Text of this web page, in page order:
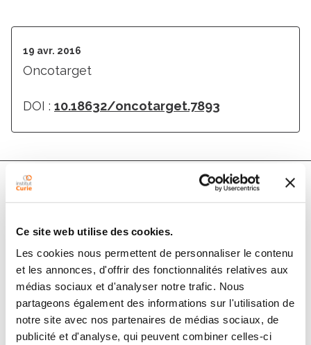
Ce site web utilise des cookies.
Les cookies nous permettent de personnaliser le contenu
et les annonces, d'offrir des fonctionnalités relatives aux
médias sociaux et d'analyser notre trafic. Nous
partageons également des informations sur l'utilisation de
notre site avec nos partenaires de médias sociaux, de
publicité et d'analyse, qui peuvent combiner celles-ci
19 avr. 2016
Oncotarget
DOI : 10.18632/oncotarget.7893
Auteurs
Jan Baijer, Nathalie Déchamps, Hervé Perdry, Pablo
Morales, Sarah Kerns, Alexandre Vasilescu, Sylvain
Baulande, David Azria, Paul Henri Roméo, Annette
Schmitz